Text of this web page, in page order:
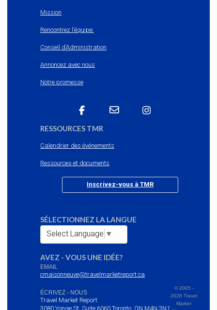
Mission
Rencontrez l’équipe:
Conseil d’Administration
Annoncez avec nous
Notre promesse
RESSOURCES TMR
Calendrier des événements
Ressources et documents
Inscrivez-vous à TMR
SÉLECTIONNEZ LA LANGUE
Select Language ▼
AVEZ - VOUS UNE IDÉE?
EMAIL
cmaisonneuve@travelmarketreport.ca
ÉCRIVEZ - NOUS
Travel Market Report
3080 Yonge St. Suite 6060 Toronto, ON M4N 3N1
© 2005 -
2026 Travel
Market